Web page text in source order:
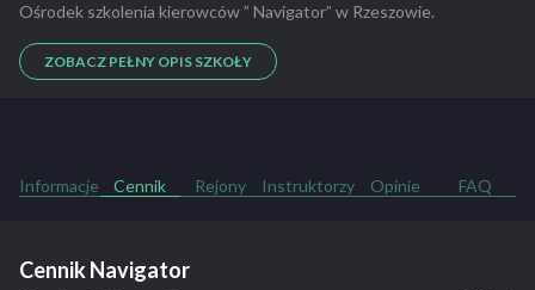
Ośrodek szkolenia kierowców ” Navigator” w Rzeszowie.
ZOBACZ PEŁNY OPIS SZKOŁY
Informacje Cennik Rejony Instruktorzy Opinie FAQ
Cennik Navigator